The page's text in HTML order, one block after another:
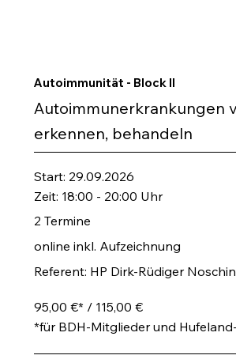
Autoimmunität - Block II
Autoimmunerkrankungen
erkennen, behandeln
Start: 29.09.2026
Zeit: 18:00 - 20:00 Uhr
2 Termine
online inkl. Aufzeichnung
Referent: HP Dirk-Rüdiger
95,00 €* / 115,00 €
*für BDH-Mitglieder und